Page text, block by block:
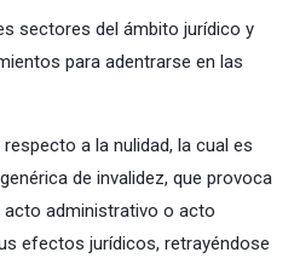
sectores del ámbito jurídico y
para adentrarse en las
a la nulidad, la cual es
de invalidez, que provoca
acto administrativo o acto
efectos jurídicos, retrayéndose